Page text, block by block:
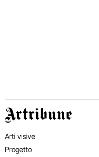
Artribune
Arti visive
Progetto